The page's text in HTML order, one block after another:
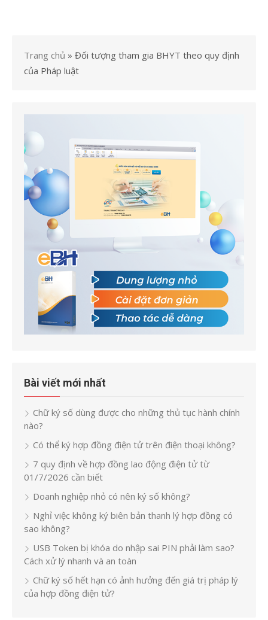
Trang chủ » Đối tượng tham gia BHYT theo quy định
của Pháp luật
Bài viết mới nhất
Chữ ký số dùng được cho những thủ tục hành chính
nào?
Có thể ký hợp đồng điện tử trên điện thoại không?
7 quy định về hợp đồng lao động điện tử từ
01/7/2026 cần biết
Doanh nghiệp nhỏ có nên ký số không?
Nghỉ việc không ký biên bản thanh lý hợp đồng có
sao không?
USB Token bị khóa do nhập sai PIN phải làm sao?
Cách xử lý nhanh và an toàn
Chữ ký số hết hạn có ảnh hưởng đến giá trị pháp lý
của hợp đồng điện tử?